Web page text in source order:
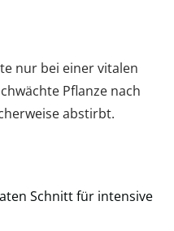
nur bei einer vitalen
Pflanze nach
abstirbt.
Schnitt für intensive